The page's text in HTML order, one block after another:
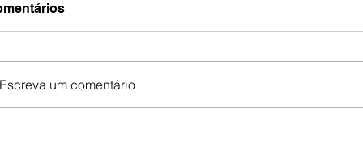
Escreva um comentário